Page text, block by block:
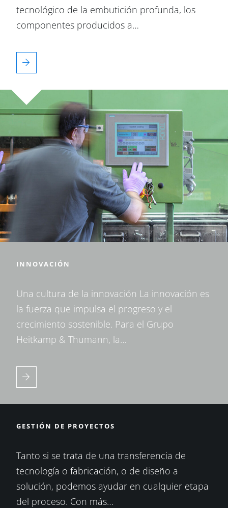
INNOVACIÓN
Una cultura de la innovación La innovación es
la fuerza que impulsa el progreso y el
crecimiento sostenible. Para el Grupo
Heitkamp & Thumann, la…
GESTIÓN DE PROYECTOS
Tanto si se trata de una transferencia de
tecnología o fabricación, o de diseño a
solución, podemos ayudar en cualquier etapa
del proceso. Con más…
tecnológico de la embutición profunda, los
componentes producidos a…